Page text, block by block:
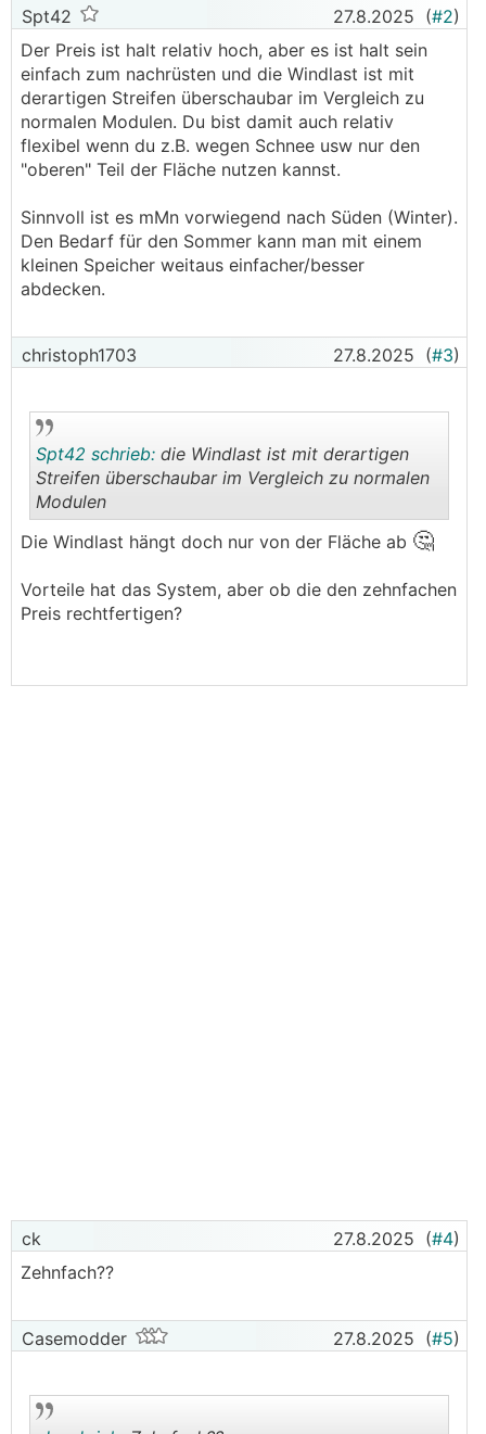
Spt42 27.8.2025 (#2)
Der Preis ist halt relativ hoch, aber es ist halt sein
einfach zum nachrüsten und die Windlast ist mit
derartigen Streifen überschaubar im Vergleich zu
normalen Modulen. Du bist damit auch relativ
flexibel wenn du z.B. wegen Schnee usw nur den
"oberen" Teil der Fläche nutzen kannst.
Sinnvoll ist es mMn vorwiegend nach Süden (Winter).
Den Bedarf für den Sommer kann man mit einem
kleinen Speicher weitaus einfacher/besser
abdecken.
christoph1703 27.8.2025 (#3)
..
Spt42 schrieb: die Windlast ist mit derartigen
Streifen überschaubar im Vergleich zu normalen
Modulen
Die Windlast hängt doch nur von der Fläche ab 🤔
Vorteile hat das System, aber ob die den zehnfachen
Preis rechtfertigen?
ck 27.8.2025 (#4)
Zehnfach??
Casemodder 27.8.2025 (#5)